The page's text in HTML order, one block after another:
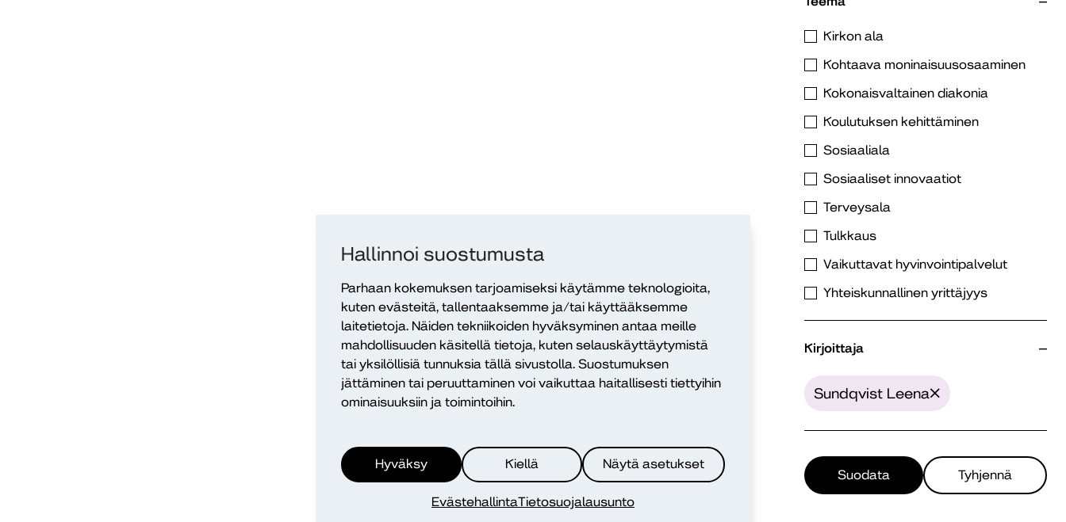
Hallinnoi suostumusta
Parhaan kokemuksen tarjoamiseksi käytämme teknologioita,
kuten evästeitä, tallentaaksemme ja/tai käyttääksemme
laitetietoja. Näiden tekniikoiden hyväksyminen antaa meille
mahdollisuuden käsitellä tietoja, kuten selauskäyttäytymistä
tai yksilöllisiä tunnuksia tällä sivustolla. Suostumuksen
jättäminen tai peruuttaminen voi vaikuttaa haitallisesti tiettyihin
ominaisuuksiin ja toimintoihin.
Hyväksy Kiellä Näytä asetukset
EvästehallintaTietosuojalausunto
Kirkon ala
Kohtaava moninaisuusosaaminen
Kokonaisvaltainen diakonia
Koulutuksen kehittäminen
Sosiaaliala
Sosiaaliset innovaatiot
Terveysala
Tulkkaus
Vaikuttavat hyvinvointipalvelut
Yhteiskunnallinen yrittäjyys
Kirjoittaja
Sundqvist Leena
Suodata Tyhjennä